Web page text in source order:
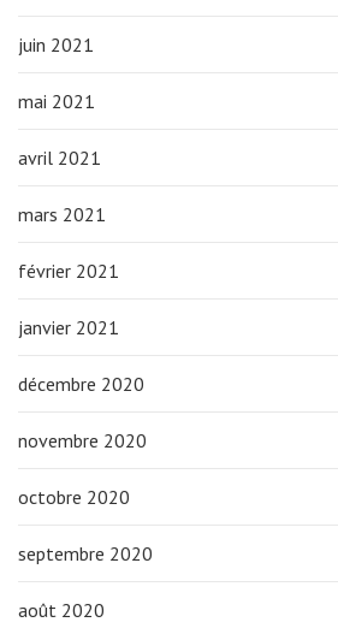
juin 2021
mai 2021
avril 2021
mars 2021
février 2021
janvier 2021
décembre 2020
novembre 2020
octobre 2020
septembre 2020
août 2020